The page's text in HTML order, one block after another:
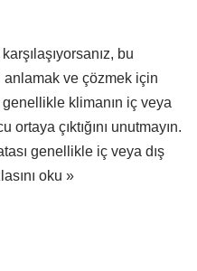
bu
ve çözmek için
genellikle klimanın iç veya
çıktığını unutmayın.
genellikle iç veya dış
oku »